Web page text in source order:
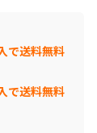
で送料無料
で送料無料